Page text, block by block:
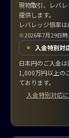
現物取引、レバ
提供します。
レバレッジ倍率
※2026年7月29日時
入金特別対
日本円のご入金
1,000万円以上の
ております。
入金特別対応